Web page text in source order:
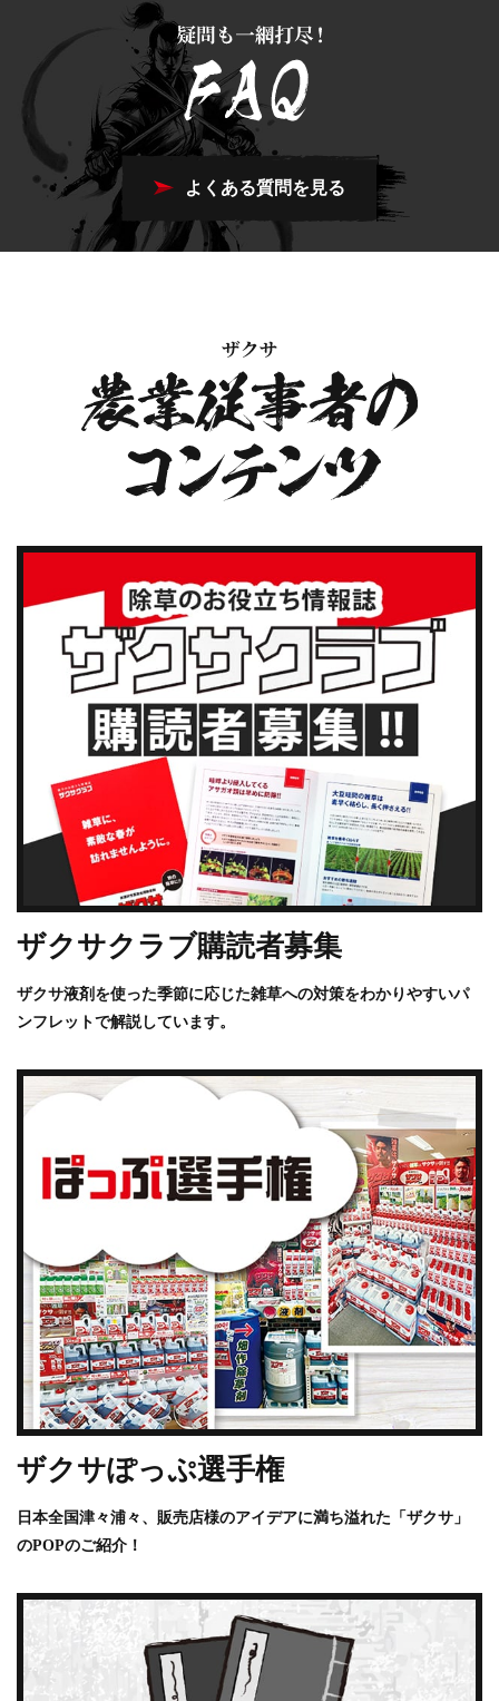
よくある質問を見る
ザクサクラブ購読者募集
ザクサ液剤を使った季節に応じた雑草への対策をわかりやすいパ
ンフレットで解説しています。
ザクサぽっぷ選手権
日本全国津々浦々、販売店様のアイデアに満ち溢れた「ザクサ」
のPOPのご紹介！